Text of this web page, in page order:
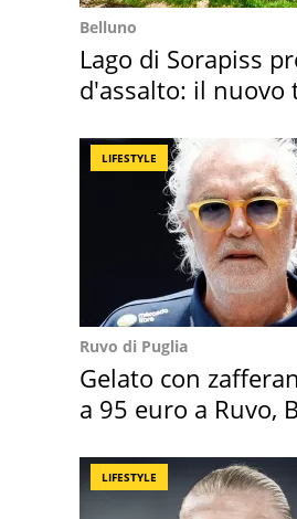
Belluno
Lago di Sorapiss
d'assalto: il nuovo
LIFESTYLE
Ruvo di Puglia
Gelato con
a 95 euro a Ruvo,
LIFESTYLE